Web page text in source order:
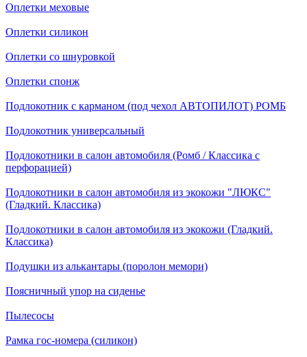
Оплетки меховые
Оплетки силикон
Оплетки со шнуровкой
Оплетки спонж
Подлокотник с карманом (под чехол АВТОПИЛОТ) РОМБ
Подлокотник универсальный
Подлокотники в салон автомобиля (Ромб / Классика с
перфорацией)
Подлокотники в салон автомобиля из экокожи "ЛЮКС"
(Гладкий. Классика)
Подлокотники в салон автомобиля из экокожи (Гладкий.
Классика)
Подушки из алькантары (поролон мемори)
Поясничный упор на сиденье
Пылесосы
Рамка гос-номера (силикон)